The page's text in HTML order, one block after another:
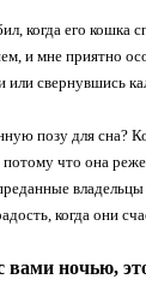
когда его
мне приятно
или свернувшись
позу для сна?
что она
когда они
вами ночью,